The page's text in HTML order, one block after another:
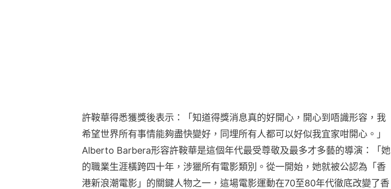
許鞍華得悉獲獎後表示：「知道得獎消息真的好開心，開心到唔識形容，我
希望世界所有事情能夠盡快變好，同埋所有人都可以好似我宜家咁開心。」
Alberto Barbera形容許鞍華是這個年代最受尊敬及最多才多藝的導演：「她
的職業生涯橫跨四十年，涉獵所有電影類別。從一開始，她就被公認為「香
港新浪潮電影」的關鍵人物之一，這場電影運動在70至80年代徹底改變了香